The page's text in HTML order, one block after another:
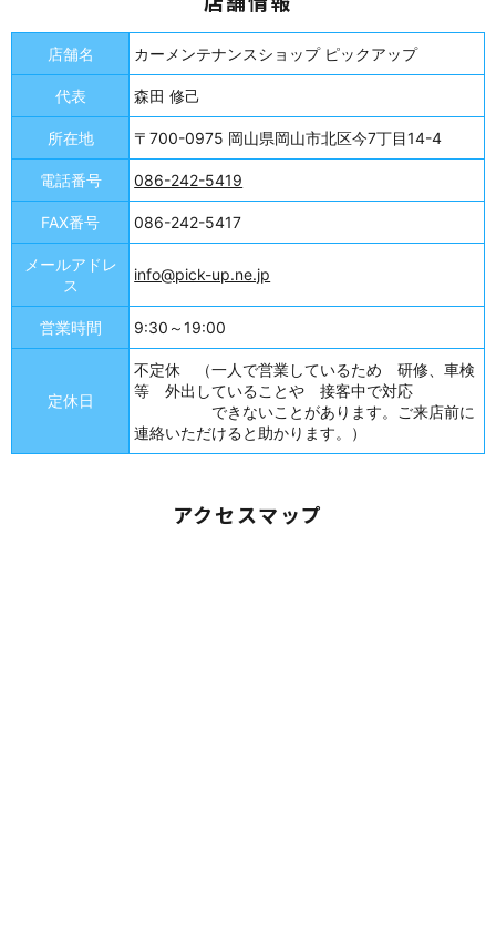
店舗名 カーメンテナンスショップ ピックアップ
代表 森田 修己
所在地 〒700-0975 岡山県岡山市北区今7丁目14-4
電話番号 086-242-5419
FAX番号 086-242-5417
メールアドレ
ス
info@pick-up.ne.jp
営業時間 9:30～19:00
定休日
不定休 （一人で営業しているため 研修、車検
等 外出していることや 接客中で対応
できないことがあります。ご来店前に
連絡いただけると助かります。）
アクセスマップ